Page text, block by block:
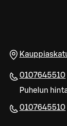
0107645510
Puhelun
0107645510